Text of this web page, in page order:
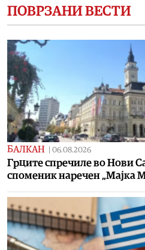
ПОВРЗАНИ ВЕСТИ
БАЛКАН 06.08.2026
Грците спречиле во Нови
споменик наречен „Мајка